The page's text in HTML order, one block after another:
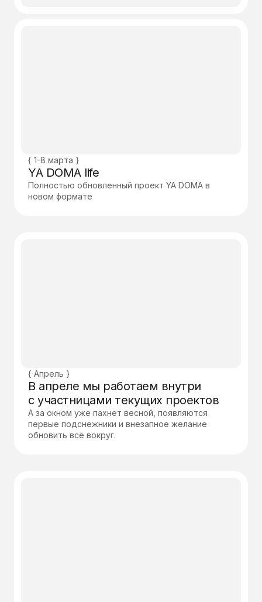
{ 1-8 марта }
YA DOMA life
Полностью обновленный проект YA DOMA в
новом формате
{ Апрель }
В апреле мы работаем внутри
с участницами текущих проектов
А за окном уже пахнет весной, появляются
первые подснежники и внезапное желание
обновить всё вокруг.